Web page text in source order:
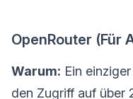
OpenRouter (Für
Warum: Ein
den Zugriff auf über